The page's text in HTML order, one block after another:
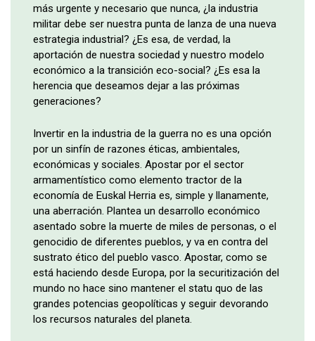
más urgente y necesario que nunca, ¿la industria
militar debe ser nuestra punta de lanza de una nueva
estrategia industrial? ¿Es esa, de verdad, la
aportación de nuestra sociedad y nuestro modelo
económico a la transición eco-social? ¿Es esa la
herencia que deseamos dejar a las próximas
generaciones?
Invertir en la industria de la guerra no es una opción
por un sinfín de razones éticas, ambientales,
económicas y sociales. Apostar por el sector
armamentístico como elemento tractor de la
economía de Euskal Herria es, simple y llanamente,
una aberración. Plantea un desarrollo económico
asentado sobre la muerte de miles de personas, o el
genocidio de diferentes pueblos, y va en contra del
sustrato ético del pueblo vasco. Apostar, como se
está haciendo desde Europa, por la securitización del
mundo no hace sino mantener el statu quo de las
grandes potencias geopolíticas y seguir devorando
los recursos naturales del planeta.